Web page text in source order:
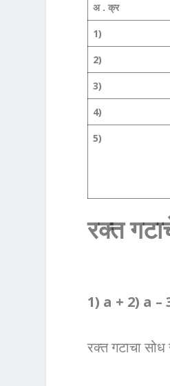
अ . क्र
1)
2)
3)
4)
5)
रक्त
1) a + 2) a –
रक्त गटाचा